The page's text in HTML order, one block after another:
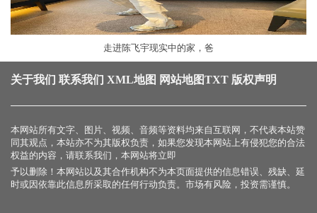
走进陈飞宇现实中的家，爸
关于我们 联系我们 XML地图 网站地图TXT 版权声明
本网站所有文字、图片、视频、音频等资料均来自互联网，不代表本站赞
同其观点，本站亦不为其版权负责，如果您发现本网站上有侵犯您的合法
权益的内容，请联系我们，本网站将立即
予以删除！本网站以及其合作机构不为本页面提供的信息错误、残缺、延
时或因依靠此信息所采取的任何行动负责。市场有风险，投资需谨慎。